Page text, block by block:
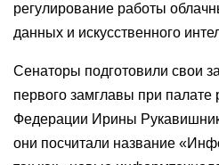
регулирование работы
данных и искусственного
Сенаторы подготовили свои
первого замглавы при палате
Федерации Ирины
они посчитали название